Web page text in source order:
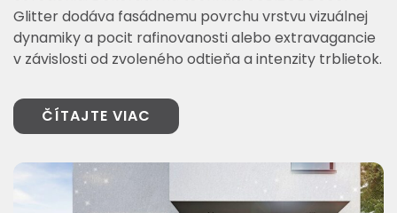
Glitter dodáva fasádnemu povrchu vrstvu vizuálnej
dynamiky a pocit rafinovanosti alebo extravagancie
v závislosti od zvoleného odtieňa a intenzity trblietok.
ČÍTAJTE VIAC